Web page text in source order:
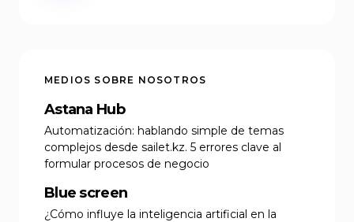
MEDIOS SOBRE NOSOTROS
Astana Hub
Automatización: hablando simple de temas
complejos desde sailet.kz. 5 errores clave al
formular procesos de negocio
Blue screen
¿Cómo influye la inteligencia artificial en la